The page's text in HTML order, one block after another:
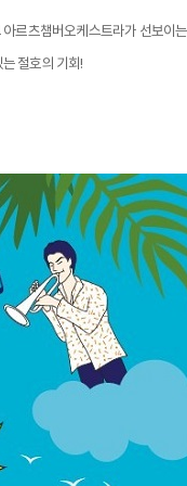
르츠챔버오케스트라가 선보이
절호의 기회!